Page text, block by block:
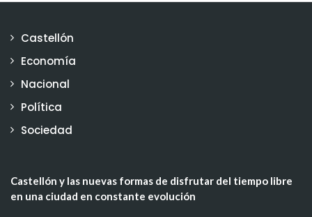
Castellón
Economía
Nacional
Política
Sociedad
Castellón y las nuevas formas de disfrutar del tiempo libre
en una ciudad en constante evolución